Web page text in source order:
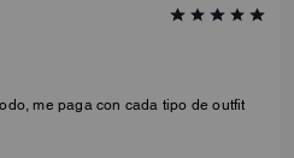
me paga con cada tipo de outfit